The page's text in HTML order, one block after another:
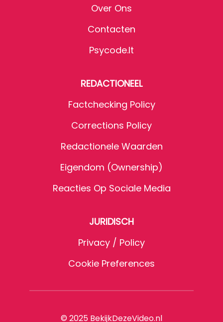
Over Ons
Contacten
Psycode.it
REDACTIONEEL
Factchecking Policy
Corrections Policy
Redactionele Waarden
Eigendom (Ownership)
Reacties Op Sociale Media
JURIDISCH
Privacy / Policy
Cookie Preferences
© 2025 BekijkDezeVideo.nl